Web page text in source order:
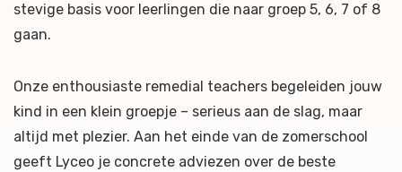
stevige basis voor leerlingen die naar groep 5, 6, 7 of 8
gaan.
Onze enthousiaste remedial teachers begeleiden jouw
kind in een klein groepje – serieus aan de slag, maar
altijd met plezier. Aan het einde van de zomerschool
geeft Lyceo je concrete adviezen over de beste